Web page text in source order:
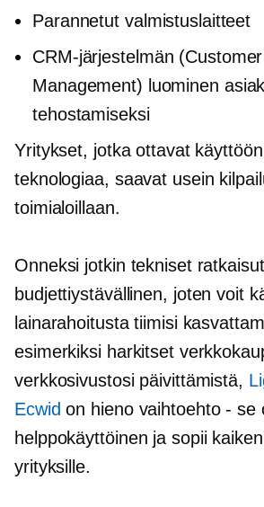
Parannetut valmistuslaitteet
CRM-järjestelmän
Management) luominen
tehostamiseksi
Yritykset, jotka ottavat
teknologiaa, saavat usein
toimialoillaan.
Onneksi jotkin tekniset
budjettiystävällinen, joten voit
lainarahoitusta tiimisi
esimerkiksi harkitset
verkkosivustosi päivittämistä,
Ecwid on hieno vaihtoehto - se
helppokäyttöinen ja sopii
yrityksille.